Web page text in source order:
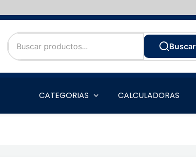
Buscar
CATEGORIAS CALCULADORAS